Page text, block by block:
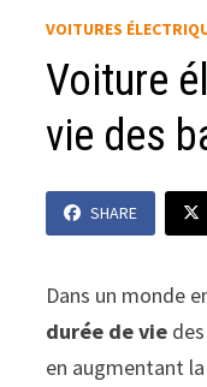
VOITURES
Voiture
vie des
SHARE
Dans un monde
durée de vie
en augmentant